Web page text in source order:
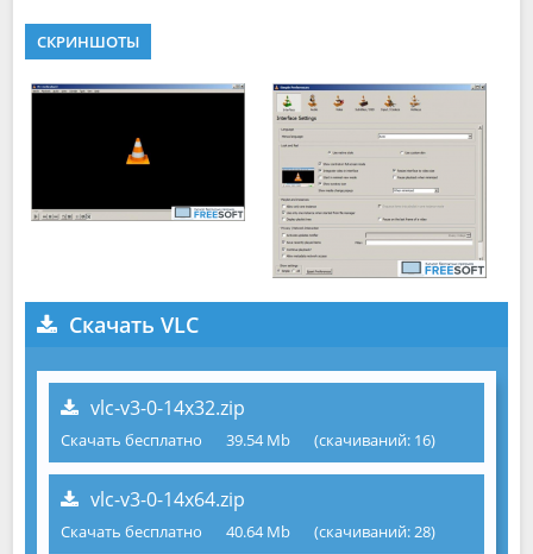
СКРИНШОТЫ
Скачать VLC
vlc-v3-0-14x32.zip
Скачать бесплатно 39.54 Mb (cкачиваний: 16)
vlc-v3-0-14x64.zip
Скачать бесплатно 40.64 Mb (cкачиваний: 28)